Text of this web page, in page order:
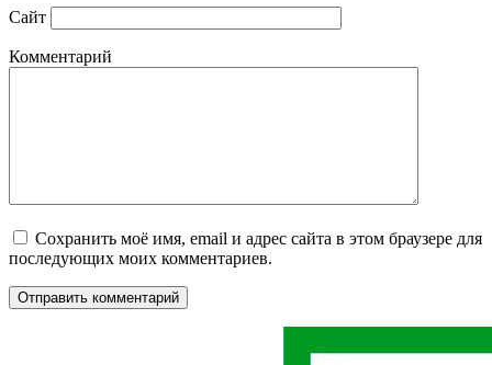
Сайт
Комментарий
Сохранить моё имя, email и адрес сайта в этом браузере для
последующих моих комментариев.